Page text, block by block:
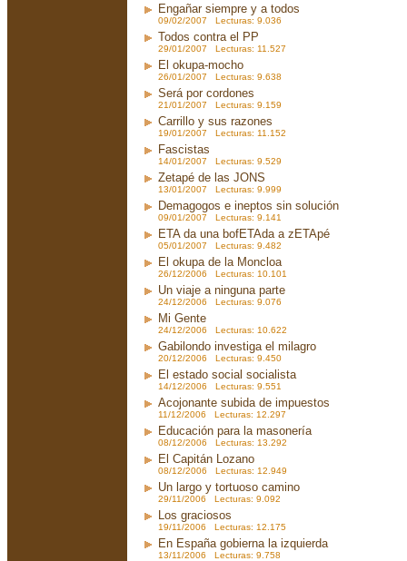
Engañar siempre y a todos
09/02/2007 Lecturas: 9.036
Todos contra el PP
29/01/2007 Lecturas: 11.527
El okupa-mocho
26/01/2007 Lecturas: 9.638
Será por cordones
21/01/2007 Lecturas: 9.159
Carrillo y sus razones
19/01/2007 Lecturas: 11.152
Fascistas
14/01/2007 Lecturas: 9.529
Zetapé de las JONS
13/01/2007 Lecturas: 9.999
Demagogos e ineptos sin solución
09/01/2007 Lecturas: 9.141
ETA da una bofETAda a zETApé
05/01/2007 Lecturas: 9.482
El okupa de la Moncloa
26/12/2006 Lecturas: 10.101
Un viaje a ninguna parte
24/12/2006 Lecturas: 9.076
Mi Gente
24/12/2006 Lecturas: 10.622
Gabilondo investiga el milagro
20/12/2006 Lecturas: 9.450
El estado social socialista
14/12/2006 Lecturas: 9.551
Acojonante subida de impuestos
11/12/2006 Lecturas: 12.297
Educación para la masonería
08/12/2006 Lecturas: 13.292
El Capitán Lozano
08/12/2006 Lecturas: 12.949
Un largo y tortuoso camino
29/11/2006 Lecturas: 9.092
Los graciosos
19/11/2006 Lecturas: 12.175
En España gobierna la izquierda
13/11/2006 Lecturas: 9.758